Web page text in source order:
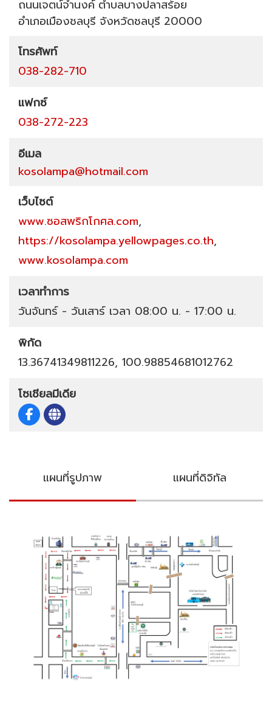
ถนนเจตน์จำนงค์ ตำบลบางปลาสร้อย
อำเภอเมืองชลบุรี จังหวัดชลบุรี 20000
โทรศัพท์
038-282-710
แฟกซ์
038-272-223
อีเมล
kosolampa@hotmail.com
เว็บไซต์
www.ซอสพริกโกศล.com,
https://kosolampa.yellowpages.co.th,
www.kosolampa.com
เวลาทำการ
วันจันทร์ - วันเสาร์ เวลา 08:00 น. - 17:00 น.
พิกัด
13.36741349811226, 100.98854681012762
โซเชียลมีเดีย
แผนที่รูปภาพ แผนที่ดิจิทัล